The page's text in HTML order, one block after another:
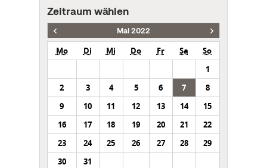
Zeitraum wählen
Mai 2022
Mo Di Mi Do Fr Sa
So
1
2
3 4 5 6 7
8
9
10 11 12 13 14
15
16
17 18 19 20 21
22
23
24 25 26 27 28
29
30
31